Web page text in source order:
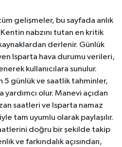
gelişmeler, bu sayfada anlık
nabzını tutan en kritik
derlenir. Günlük
Isparta hava durumu verileri,
kullanıcılara sunulur.
günlük ve saatlik tahminler,
yardımcı olur. Manevi açıdan
saatleri ve Isparta namaz
tam uyumlu olarak paylaşılır.
doğru bir şekilde takip
ve farkındalık açısından,